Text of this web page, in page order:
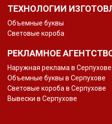
ТЕХНОЛОГИИ
Объемные буквы
Световые короба
РЕКЛАМНОЕ
Наружная реклама в Серпухове
Объемные буквы в Серпухове
Световые короба в Серпухове
Вывески в Серпухове